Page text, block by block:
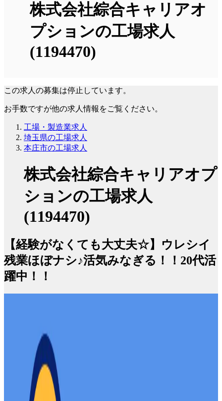
株式会社綜合キャリアオ
プションの工場求人
(1194470)
この求人の募集は停止しています。
お手数ですが他の求人情報をご覧ください。
工場・製造業求人
埼玉県の工場求人
本庄市の工場求人
株式会社綜合キャリアオプ
ションの工場求人
(1194470)
【経験がなくても大丈夫☆】ウレシイ
残業ほぼナシ♪活気みなぎる！！20代活
躍中！！